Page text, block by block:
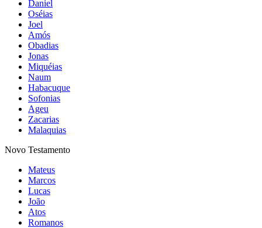
Daniel
Oséias
Joel
Amós
Obadias
Jonas
Miquéias
Naum
Habacuque
Sofonias
Ageu
Zacarias
Malaquias
Novo Testamento
Mateus
Marcos
Lucas
João
Atos
Romanos